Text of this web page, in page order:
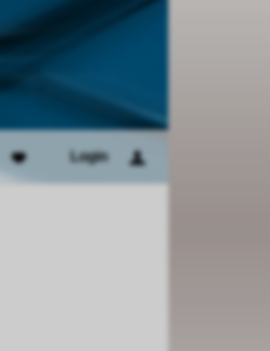
Login